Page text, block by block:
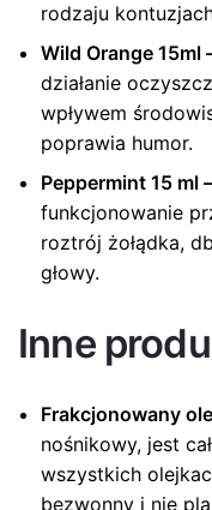
rodzaju
Wild Orange 15ml
działanie
wpływem
poprawia humor.
Peppermint 15 ml
funkcjonowanie
roztrój żołądka,
głowy.
Inne
Frakcjonowany
nośnikowy, jest
wszystkich
bezwonny i nie